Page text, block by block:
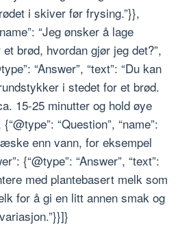
i skiver før frysing.”}},
“Jeg ønsker å lage
brød, hvordan gjør jeg det?”,
“Answer”, “text”: “Du kan
i stedet for et brød.
15-25 minutter og hold øye
“Question”, “name”:
enn vann, for eksempel
{“@type”: “Answer”, “text”:
med plantebasert melk som
for å gi en litt annen smak og